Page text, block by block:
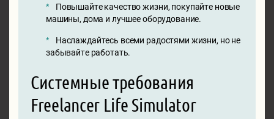
Повышайте качество жизни, покупайте новые
машины, дома и лучшее оборудование.
Наслаждайтесь всеми радостями жизни, но не
забывайте работать.
Системные требования
Freelancer Life Simulator